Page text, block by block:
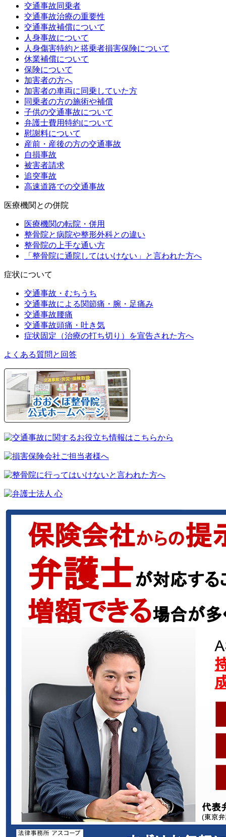
交通事故同乗者
交通事故治療の重要性
交通事故補償について
人身事故について
人身傷害特約と搭乗者損害保険について
休業補償について
保険について
加害者の方へ
加害者の車両に同乗していた方
同乗者の方の施術や補償
子供の交通事故について
弁護士費用特約について
慰謝料について
産前・産後の方の交通事故
自損事故
被害者請求
追突事故
高速道路での交通事故
医療機関との併院
医療機関の転院・併用
整骨院と病院や整形外科との違い
整骨院の上手な通い方
「整骨院に通院してはいけない」と言われた方へ
症状について
交通事故・むちうち
交通事故による関節痛・腕・足痛み
交通事故腰痛
交通事故頭痛・吐き気
症状固定（治療の打ち切り）を宣告された方へ
よくある質問と回答